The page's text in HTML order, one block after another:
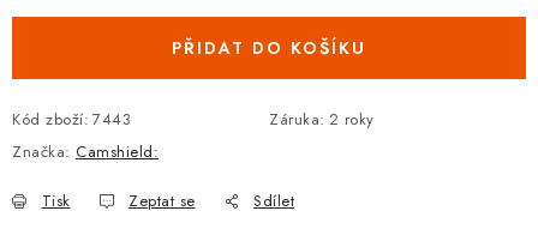
PŘIDAT DO KOŠÍKU
Kód zboží: 7443 Záruka: 2 roky
Značka: Camshield:
Tisk Zeptat se Sdílet